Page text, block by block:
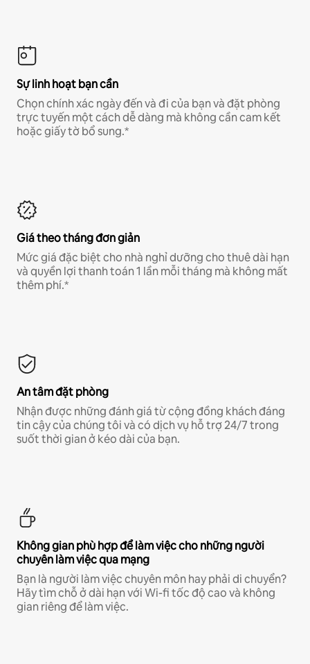
Sự linh hoạt bạn cần
Chọn chính xác ngày đến và đi của bạn và đặt phòng
trực tuyến một cách dễ dàng mà không cần cam kết
hoặc giấy tờ bổ sung.*
Giá theo tháng đơn giản
Mức giá đặc biệt cho nhà nghỉ dưỡng cho thuê dài hạn
và quyền lợi thanh toán 1 lần mỗi tháng mà không mất
thêm phí.*
An tâm đặt phòng
Nhận được những đánh giá từ cộng đồng khách đáng
tin cậy của chúng tôi và có dịch vụ hỗ trợ 24/7 trong
suốt thời gian ở kéo dài của bạn.
Không gian phù hợp để làm việc cho những người
chuyên làm việc qua mạng
Bạn là người làm việc chuyên môn hay phải di chuyển?
Hãy tìm chỗ ở dài hạn với Wi-fi tốc độ cao và không
gian riêng để làm việc.